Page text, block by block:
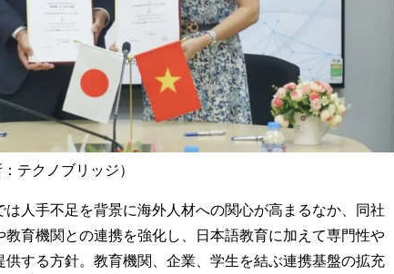
：テクノブリッジ）
人手不足を背景に海外人材への関心が高まるなか、同社
育機関との連携を強化し、日本語教育に加えて専門性や
する方針。教育機関、企業、学生を結ぶ連携基盤の拡充